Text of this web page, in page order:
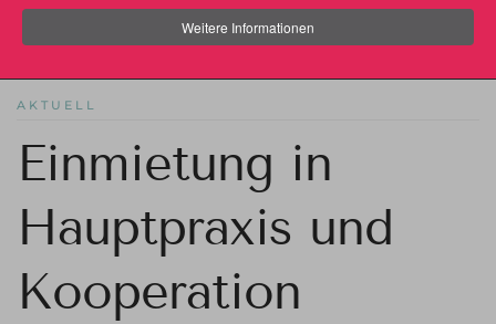
Weitere Informationen
THOMAS GRAF
AKTUELL
Einmietung in
Hauptpraxis und
Kooperation